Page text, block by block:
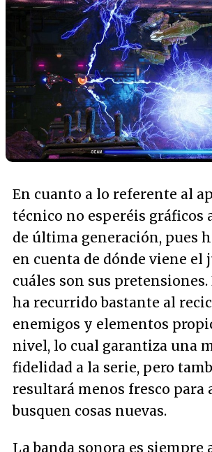
En cuanto a lo referente al
técnico no esperéis gráficos
de última generación, pues
en cuenta de dónde viene el
cuáles son sus pretensiones.
ha recurrido bastante al
enemigos y elementos
nivel, lo cual garantiza una
fidelidad a la serie, pero
resultará menos fresco para
busquen cosas nuevas.
La banda sonora es siempre